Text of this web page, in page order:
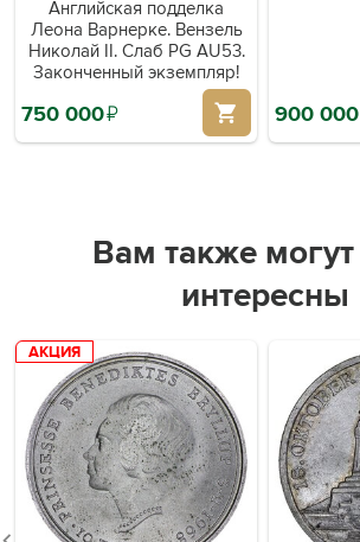
Английская подделка
Леона Варнерке. Вензель
Николай II. Слаб PG AU53.
Законченный экземпляр!
750 000й 900 000
Вам также
интересны
АКЦИЯ